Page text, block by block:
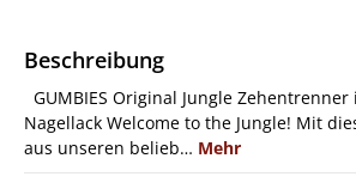
Beschreibung
GUMBIES Original Jungle
Nagellack Welcome to the Jungle! Mit
aus unseren belieb… Mehr